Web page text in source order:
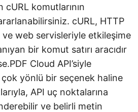
komutlarının
cURL, HTTP
ve web servisleriyle etkileşime
bir komut satırı aracıdır
Cloud API’siyle
yönlü bir seçenek haline
API uç noktalarına
ve belirli metin